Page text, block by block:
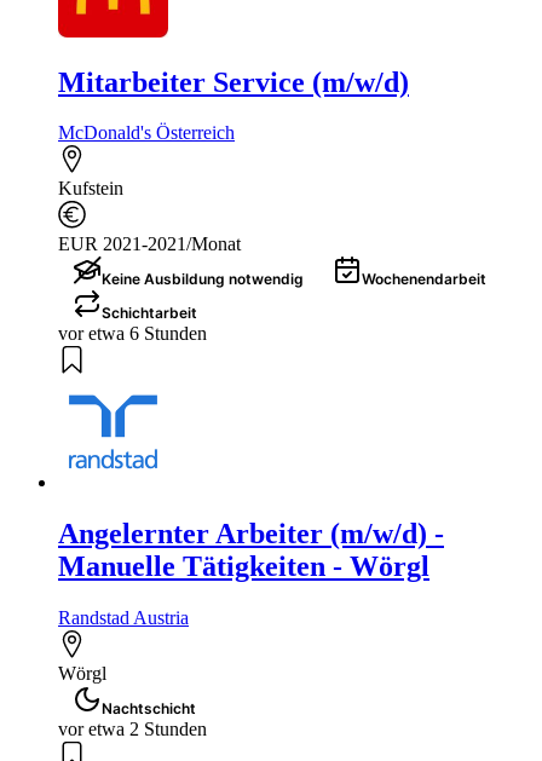
Mitarbeiter Service (m/w/d)
McDonald's Österreich
Kufstein
EUR 2021-2021/Monat
Keine Ausbildung notwendig
Wochenendarbeit
Schichtarbeit
vor etwa 6 Stunden
Angelernter Arbeiter (m/w/d) -
Manuelle Tätigkeiten - Wörgl
Randstad Austria
Wörgl
Nachtschicht
vor etwa 2 Stunden